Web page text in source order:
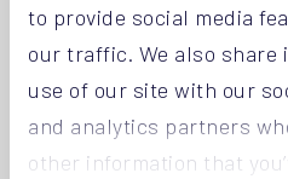
to provide social media
our traffic. We also share
use of our site with our
and analytics partners
other information that
Joost van Aaken
Algemeen Directeur
+32 14 67 23 32